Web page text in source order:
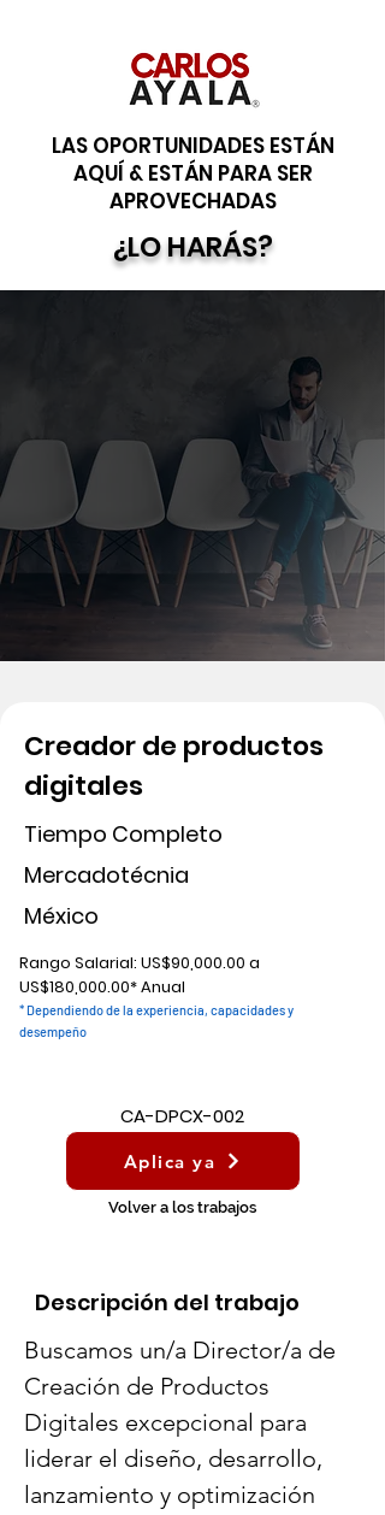
LAS OPORTUNIDADES ESTÁN
AQUÍ & ESTÁN PARA SER
APROVECHADAS
¿LO HARÁS?
Creador de productos
digitales
Tiempo Completo
Mercadotécnia
México
Rango Salarial: US$90,000.00 a
US$180,000.00* Anual
* Dependiendo de la experiencia, capacidades y
desempeño
CA-DPCX-002
Aplica ya
Volver a los trabajos
Descripción del trabajo
Buscamos un/a Director/a de
Creación de Productos
Digitales excepcional para
liderar el diseño, desarrollo,
lanzamiento y optimización